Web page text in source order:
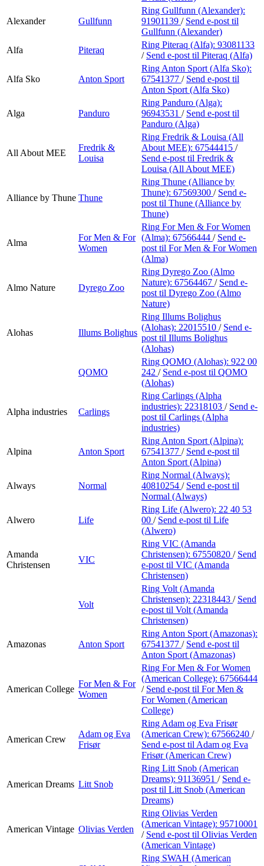
Alexander Gullfunn
Ring Gullfunn (Alexander):
91901139 / Send e-post til
Gullfunn (Alexander)
Alfa
Piteraq
Ring Piteraq (Alfa): 93081133
/ Send e-post til Piteraq (Alfa)
Alfa Sko Anton Sport
Ring Anton Sport (Alfa Sko):
67541377 / Send e-post til
Anton Sport (Alfa Sko)
Alga Panduro
Ring Panduro (Alga):
96943531 / Send e-post til
Panduro (Alga)
All About MEE
Fredrik &
Louisa
Ring Fredrik & Louisa (All
About MEE): 67544415 /
Send e-post til Fredrik &
Louisa (All About MEE)
Alliance by Thune Thune
Ring Thune (Alliance by
Thune): 67569300 / Send e-
post til Thune (Alliance by
Thune)
Alma
For Men & For
Women
Ring For Men & For Women
(Alma): 67566444 / Send e-
post til For Men & For Women
(Alma)
Almo Nature Dyrego Zoo
Ring Dyrego Zoo (Almo
Nature): 67564467 / Send e-
post til Dyrego Zoo (Almo
Nature)
Alohas Illums Bolighus
Ring Illums Bolighus
(Alohas): 22015510 / Send e-
post til Illums Bolighus
(Alohas)
QOMO
Ring QOMO (Alohas): 922 00
242 / Send e-post til QOMO
(Alohas)
Alpha industries Carlings
Ring Carlings (Alpha
industries): 22318103 / Send e-
post til Carlings (Alpha
industries)
Alpina Anton Sport
Ring Anton Sport (Alpina):
67541377 / Send e-post til
Anton Sport (Alpina)
Always Normal
Ring Normal (Always):
40810254 / Send e-post til
Normal (Always)
Alwero Life
Ring Life (Alwero): 22 40 53
00 / Send e-post til Life
(Alwero)
Amanda
Christensen
VIC
Ring VIC (Amanda
Christensen): 67550820 / Send
e-post til VIC (Amanda
Christensen)
Volt
Ring Volt (Amanda
Christensen): 22318443 / Send
e-post til Volt (Amanda
Christensen)
Amazonas Anton Sport
Ring Anton Sport (Amazonas):
67541377 / Send e-post til
Anton Sport (Amazonas)
American College
For Men & For
Women
Ring For Men & For Women
(American College): 67566444
/ Send e-post til For Men &
For Women (American
College)
American Crew
Adam og Eva
Frisør
Ring Adam og Eva Frisør
(American Crew): 67566240 /
Send e-post til Adam og Eva
Frisør (American Crew)
American Dreams Litt Snob
Ring Litt Snob (American
Dreams): 91136951 / Send e-
post til Litt Snob (American
Dreams)
American Vintage Olivias Verden
Ring Olivias Verden
(American Vintage): 95710001
/ Send e-post til Olivias Verden
(American Vintage)
Ring SWAH (American